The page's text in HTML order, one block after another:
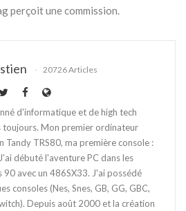
perçoit une commission.
20726 Articles
d'informatique et de high tech
toujours. Mon premier ordinateur
Tandy TRS80, ma première console :
débuté l'aventure PC dans les
90 avec un 486SX33. J'ai possédé
consoles (Nes, Snes, GB, GG, GBC,
Depuis août 2000 et la création